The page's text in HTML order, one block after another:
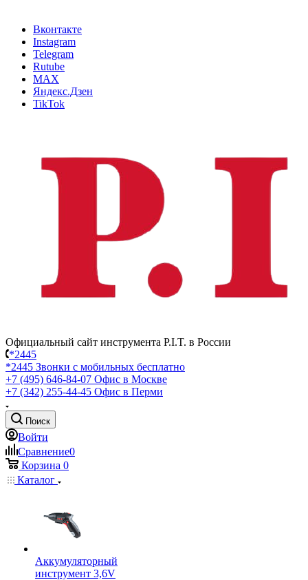
Вконтакте
Instagram
Telegram
Rutube
MAX
Яндекс.Дзен
TikTok
Официальный сайт инструмента P.I.T. в России
*2445
*2445 Звонки с мобильных бесплатно
+7 (495) 646-84-07 Офис в Москве
+7 (342) 255-44-45 Офис в Перми
Поиск
Войти
Сравнение0
Корзина 0
Каталог
Аккумуляторный
инструмент 3,6V